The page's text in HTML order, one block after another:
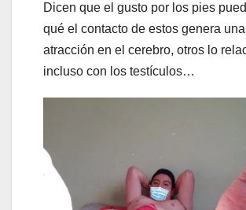
Dicen que el gusto por los pies
qué el contacto de estos genera
atracción en el cerebro, otros lo
incluso con los testículos…